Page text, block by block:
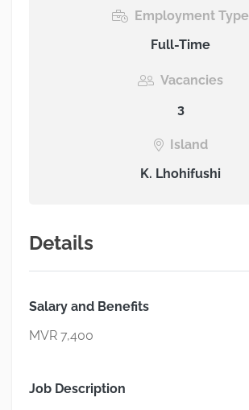
Employment Type
Full-Time
Vacancies
3
Island
K. Lhohifushi
Details
Salary and Benefits
MVR 7,400
Job Description